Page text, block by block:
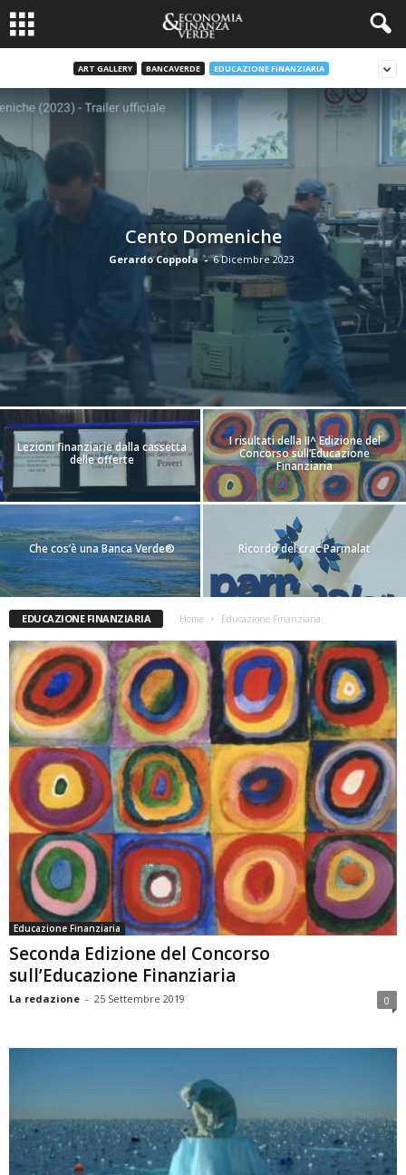
ART GALLERY BANCAVERDE EDUCAZIONE FINANZIARIA
Cento Domeniche
Gerardo Coppola - 6 Dicembre 2023
Lezioni finanziarie dalla cassetta
delle offerte
I risultati della II^ Edizione del
Concorso sull’Educazione
Finanziaria
Che cos’è una Banca Verde®️ Ricordo del crac Parmalat
EDUCAZIONE FINANZIARIA Home Educazione Finanziaria
Educazione Finanziaria
Seconda Edizione del Concorso
sull’Educazione Finanziaria
La redazione - 25 Settembre 2019 0